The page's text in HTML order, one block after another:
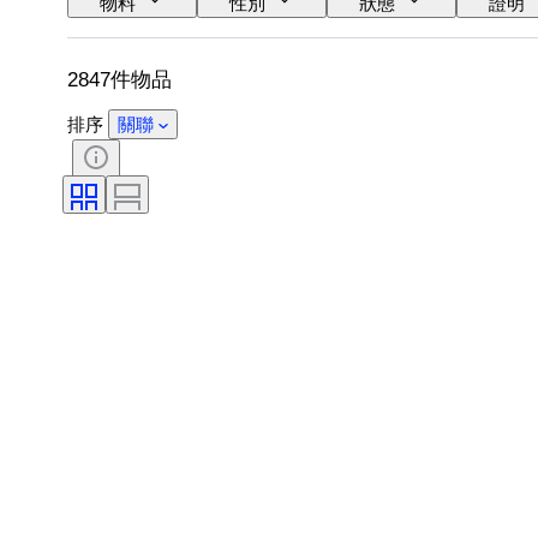
鞋尺寸
2847件物品
排序 關聯